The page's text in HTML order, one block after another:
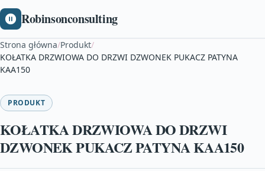
Robinsonconsulting
Strona główna/Produkt/
KOŁATKA DRZWIOWA DO DRZWI DZWONEK PUKACZ PATYNA
KAA150
PRODUKT
KOŁATKA DRZWIOWA DO DRZWI
DZWONEK PUKACZ PATYNA KAA150